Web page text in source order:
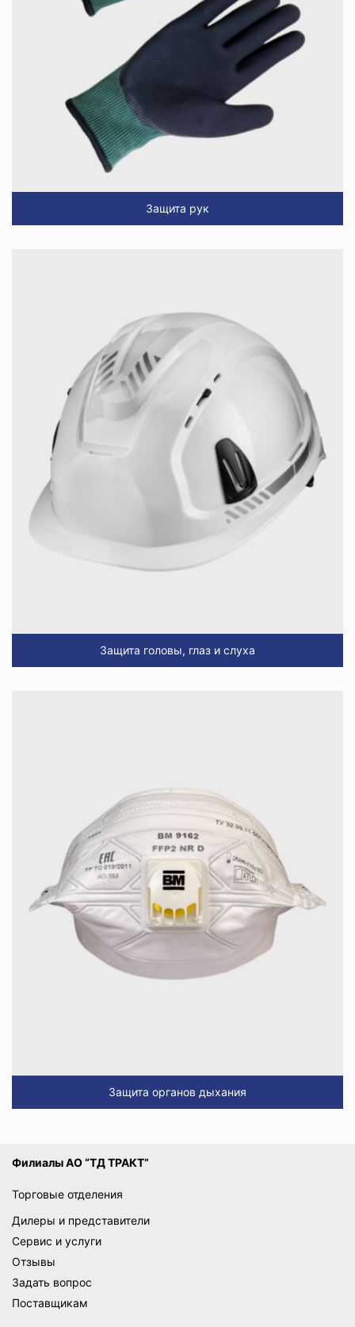
Защита рук
Защита головы, глаз и слуха
Защита органов дыхания
Филиалы АО “ТД ТРАКТ”
Торговые отделения
Дилеры и представители
Сервис и услуги
Отзывы
Задать вопрос
Поставщикам